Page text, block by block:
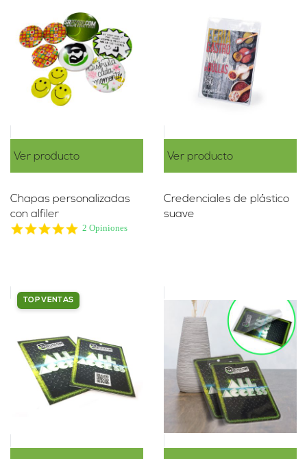
Ver producto
Chapas personalizadas
con alfiler
5.0
2 Opiniones
Ver producto
Credenciales de plástico
suave
TOP VENTAS